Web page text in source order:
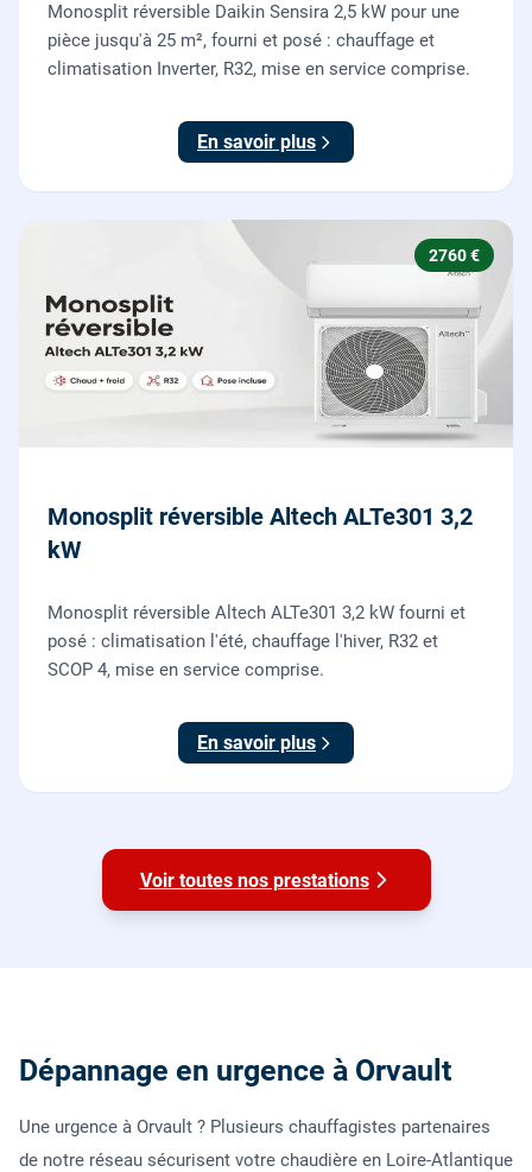
Monosplit réversible Daikin Sensira 2,5 kW pour une
pièce jusqu'à 25 m², fourni et posé : chauffage et
climatisation Inverter, R32, mise en service comprise.
En savoir plus
2760 €
Monosplit réversible Altech ALTe301 3,2
kW
Monosplit réversible Altech ALTe301 3,2 kW fourni et
posé : climatisation l'été, chauffage l'hiver, R32 et
SCOP 4, mise en service comprise.
En savoir plus
Voir toutes nos prestations
Dépannage en urgence à Orvault
Une urgence à Orvault ? Plusieurs chauffagistes partenaires
de notre réseau sécurisent votre chaudière en Loire-Atlantique